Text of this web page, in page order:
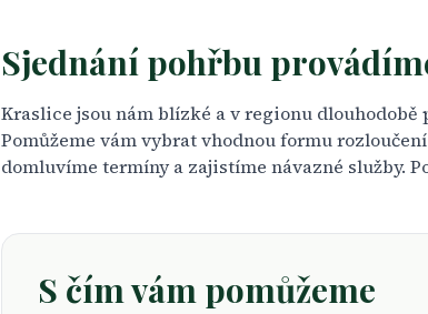
Sjednání pohřbu
Kraslice jsou nám blízké a v regionu
Pomůžeme vám vybrat vhodnou formu
domluvíme termíny a zajistíme návazné služby.
S čím vám pomůžeme